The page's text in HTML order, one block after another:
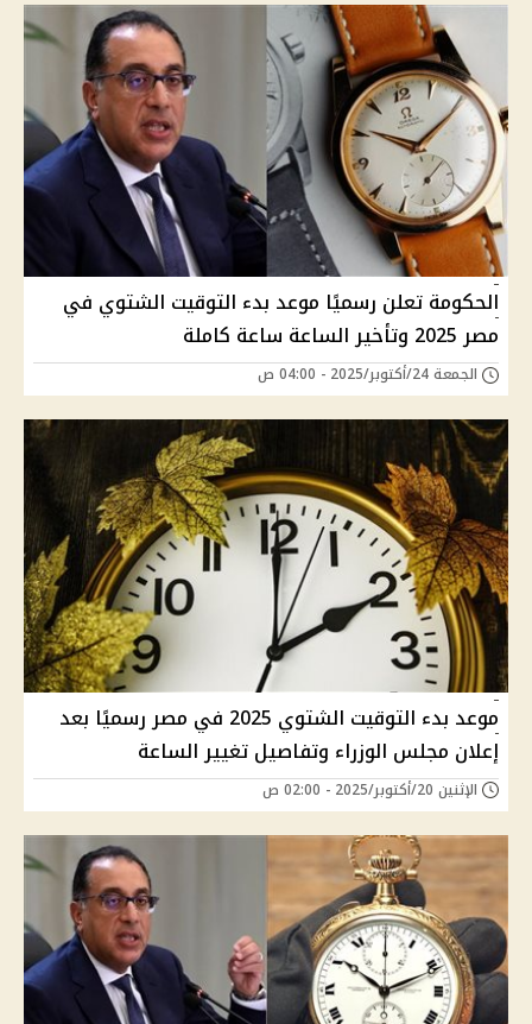
الحكومة تعلن رسميًا موعد بدء التوقيت الشتوي في
مصر 2025 وتأخير الساعة ساعة كاملة
الجمعة 24/أكتوبر/2025 - 04:00 ص
موعد بدء التوقيت الشتوي 2025 في مصر رسميًا بعد
إعلان مجلس الوزراء وتفاصيل تغيير الساعة
الإثنين 20/أكتوبر/2025 - 02:00 ص